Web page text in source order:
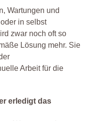
Wartungen und
in selbst
zwar noch oft so
Lösung mehr. Sie
Arbeit für die
erledigt das